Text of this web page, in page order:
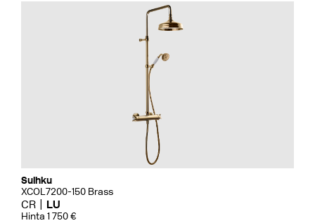
Suihku
XCOL7200-150 Brass
CR LU
Hinta 1 750 €